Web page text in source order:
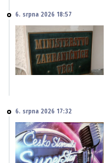
6. srpna 2026 18:57
6. srpna 2026 17:32